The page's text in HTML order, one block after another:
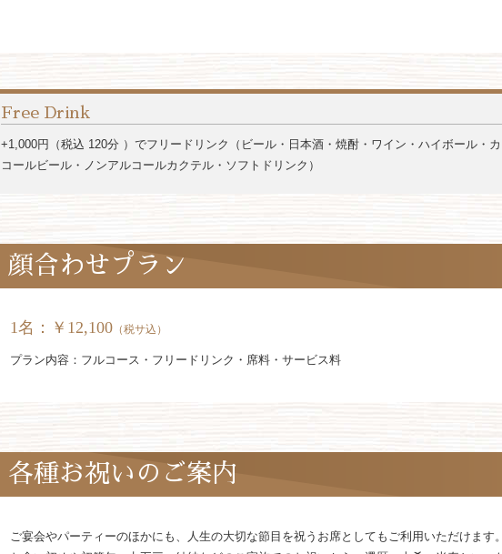
Free Drink
+1,000円（税込 120分 ）でフリードリンク（ビール・日本酒・焼酎・ワイン・ハイボール・
コールビール・ノンアルコールカクテル・ソフトドリンク）
顔合わせプラン
1名： ￥12,100（税サ込）
プラン内容：フルコース・フリードリンク・席料・サービス料
各種お祝いのご案内
ご宴会やパーティーのほかにも、人生の大切な節目を祝うお席としてもご利用いただけます